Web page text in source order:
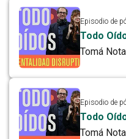
Episodio de
Todo
Tomá Nota
Episodio de
Todo
Tomá Nota